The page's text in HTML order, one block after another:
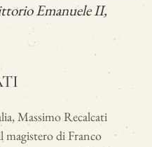
Emanuele II,
Massimo Recalcati
di Franco